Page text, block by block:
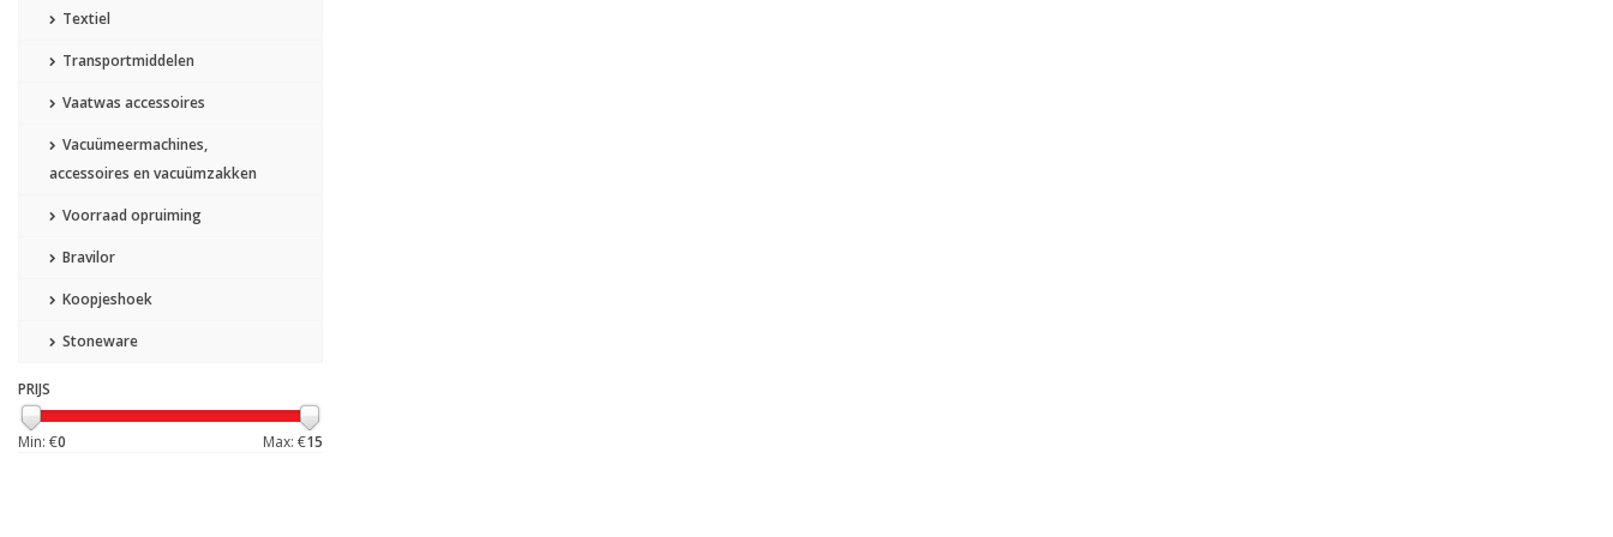
Textiel
Transportmiddelen
Vaatwas accessoires
Vacuümeermachines,
accessoires en vacuümzakken
Voorraad opruiming
Bravilor
Koopjeshoek
Stoneware
PRIJS
Min: €0 Max: €15